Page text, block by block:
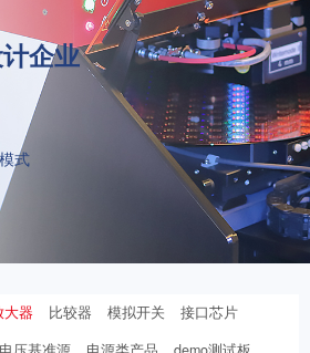
企业
式
大器 比较器 模拟开关
接口芯片